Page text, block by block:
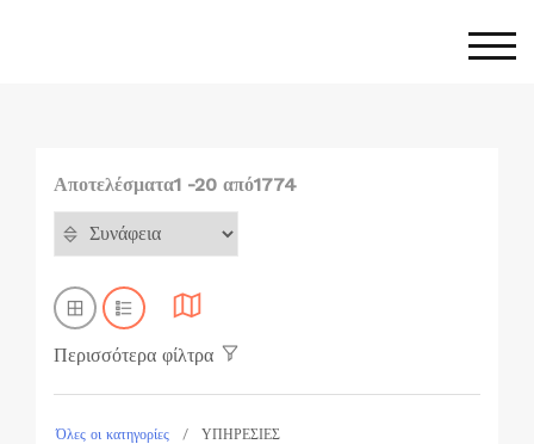
Αποτελέσματα1 -20 από1774
Περισσότερα φίλτρα
Όλες οι κατηγορίες ΥΠΗΡΕΣΙΕΣ